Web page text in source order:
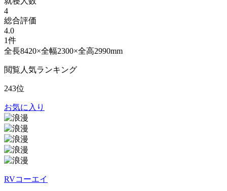
4
総合評価
4.0
1件
全長8420×全幅2300×全高2990mm
閲覧人気ランキング
243位
お気に入り
RVコーエイ